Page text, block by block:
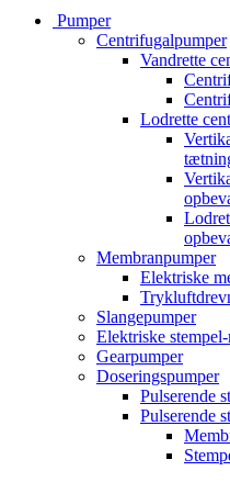
Pumper
Centrifugalpumper
Vandrette
Lodrette
Membranpumper
Elektriske
Slangepumper
Elektriske
Gearpumper
Doseringspumper
Pulserende
Pulserende